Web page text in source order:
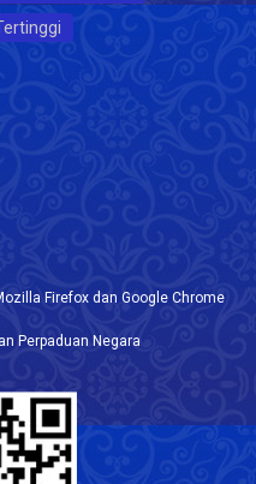
Firefox dan Google Chrome
Perpaduan Negara